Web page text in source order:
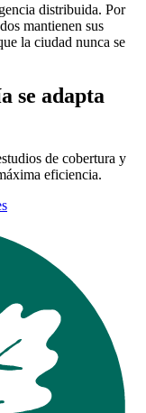
distribuida. Por
mantienen sus
la ciudad nunca se
se adapta
de cobertura y
eficiencia.